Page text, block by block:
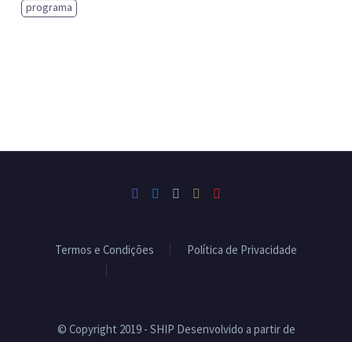
programa
Termos e Condições
Política de Privacidade
© Copyright 2019 - SHIP Desenvolvido a partir de